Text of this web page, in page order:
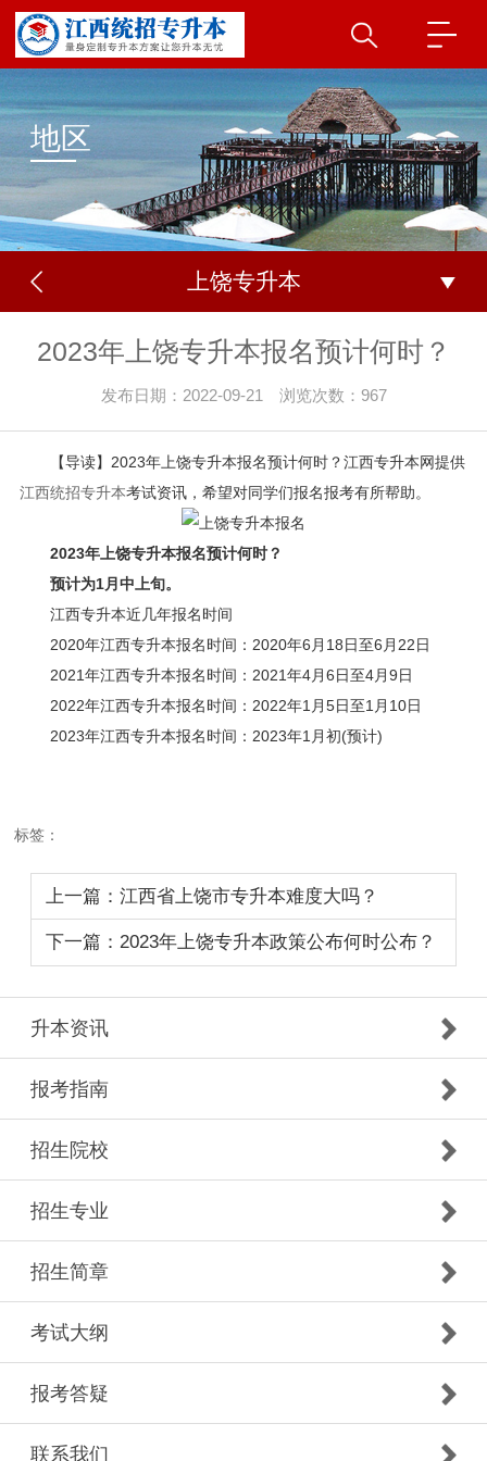
地区
上饶专升本
2023年上饶专升本报名预计何时？
发布日期：2022-09-21 浏览次数：967
【导读】2023年上饶专升本报名预计何时？江西专升本网提供
江西统招专升本考试资讯，希望对同学们报名报考有所帮助。
2023年上饶专升本报名预计何时？
预计为1月中上旬。
江西专升本近几年报名时间
2020年江西专升本报名时间：2020年6月18日至6月22日
2021年江西专升本报名时间：2021年4月6日至4月9日
2022年江西专升本报名时间：2022年1月5日至1月10日
2023年江西专升本报名时间：2023年1月初(预计)
标签：
上一篇：江西省上饶市专升本难度大吗？
下一篇：2023年上饶专升本政策公布何时公布？
升本资讯
报考指南
招生院校
招生专业
招生简章
考试大纲
报考答疑
联系我们